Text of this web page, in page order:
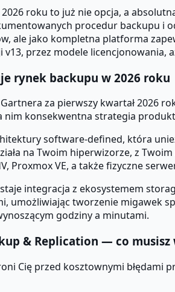
roku to już nie opcja, a
procedur backupu i
ale jako kompletna platforma
przez modele licencjonowania,
rynek backupu w 2026 roku
za pierwszy kwartał 2026
konsekwentna strategia
software-defined, która
na Twoim hiperwizorze, z
Proxmox VE, a także fizyczne
integracja z ekosystemem
umożliwiając tworzenie migawek
godziny a minutami.
& Replication — co musisz
Cię przed kosztownymi błędami